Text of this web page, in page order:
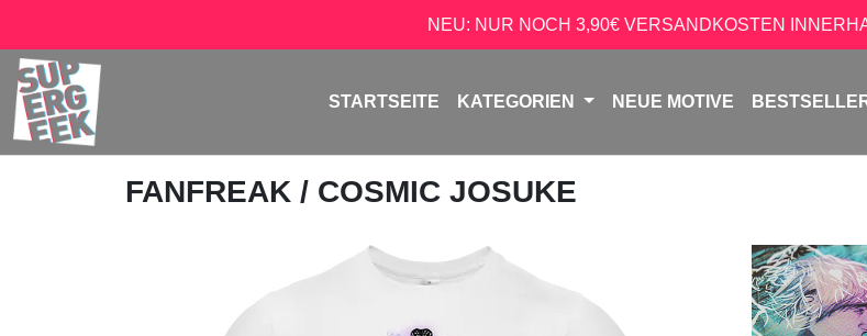
NEU: NUR NOCH 3,90€ VERSANDKOSTEN
STARTSEITE KATEGORIEN NEUE MOTIVE
FANFREAK / COSMIC JOSUKE